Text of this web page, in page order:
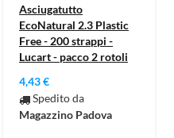
Asciugatutto
EcoNatural 2.3 Plastic
Free - 200 strappi -
Lucart - pacco 2 rotoli
4,43 €
Spedito da
Magazzino Padova